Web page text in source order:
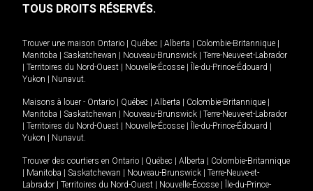
TOUS DROITS RÉSERVÉS.
Trouver une maison Ontario Québec Alberta Colombie-Britannique
Manitoba
Saskatchewan Nouveau-Brunswick
Terre-Neuve-et-Labrador
Territoires du Nord-Ouest Nouvelle-Écosse Île-du-Prince-Édouard
Yukon
Nunavut.
Maisons à louer - Ontario Québec Alberta Colombie-Britannique
Manitoba
Saskatchewan Nouveau-Brunswick
Terre-Neuve-et-Labrador
Territoires du Nord-Ouest Nouvelle-Écosse Île-du-Prince-Édouard
Yukon
Nunavut.
Trouver des courtiers en Ontario Québec Alberta
Colombie-Britannique
Manitoba Saskatchewan Nouveau-Brunswick
Terre-Neuve-et-
Labrador
Territoires du Nord-Ouest Nouvelle-Écosse
Île-du-Prince-